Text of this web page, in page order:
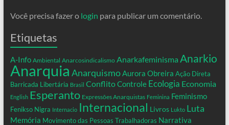
Você precisa fazer o login para publicar um comentário.
Etiquetas
A-Info Ambiental Anarcosindicalismo Anarkafeminisma Anarkio
Anarquia AnarquismoAurora Obreira Ação Direta
Barricada Libertária Brasil ConflitoControle Ecologia Economia
English Esperanto Expressões Anarquistas Feminina Feminismo
Fenikso Nigra Internacio Internacional Livros Lukto Luta
Memória Movimento das Pessoas Trabalhadoras Narrativa